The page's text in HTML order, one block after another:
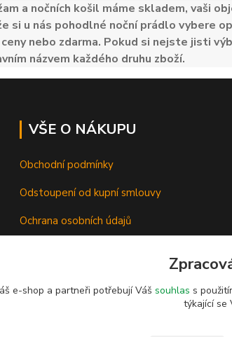
a nočních košil máme skladem, vaši
si u nás pohodlné noční prádlo vybere
nebo zdarma. Pokud si nejste jisti
názvem každého druhu zboží.
VŠE O NÁKUPU
Obchodní podmínky
Odstoupení od kupní smlouvy
Ochrana osobních údajů
e-shop a partneři potřebují Váš souhlas s
týkající se